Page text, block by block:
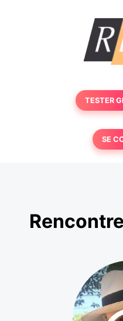
TESTER
SE